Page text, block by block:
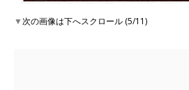
▼次の画像は下へスクロール (5/11)